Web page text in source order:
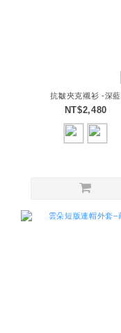
抗皺夾克襯衫 -深藍
NT$2,480